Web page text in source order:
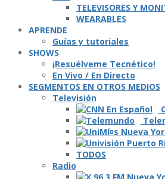
TELEVISORES Y
WEARABLES
APRENDE
Guí­as y tutoriales
SHOWS
¡Resuélveme Tecnético!
En Vivo / En Directo
SEGMENTOS EN OTROS MEDIOS
Televisión
TODOS
Radio